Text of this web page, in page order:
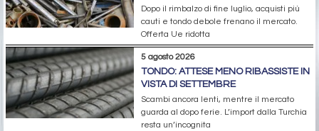
Dopo il rimbalzo di fine luglio, acquisti più
cauti e tondo debole frenano il mercato.
Offerta Ue ridotta
5 agosto 2026
TONDO: ATTESE MENO RIBASSISTE IN
VISTA DI SETTEMBRE
Scambi ancora lenti, mentre il mercato
guarda al dopo ferie. L’import dalla Turchia
resta un’incognita